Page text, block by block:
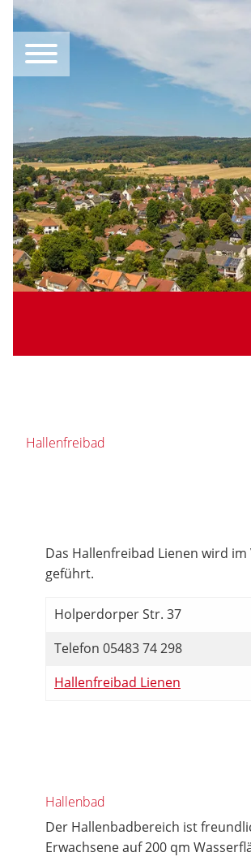
Hallenfreibad
Das Hallenfreibad Lienen wird
geführt.
Holperdorper Str. 37
Telefon 05483 74 298
Hallenfreibad Lienen
Hallenbad
Der Hallenbadbereich ist
Erwachsene auf 200 qm